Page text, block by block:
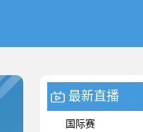
最新直播
国际赛